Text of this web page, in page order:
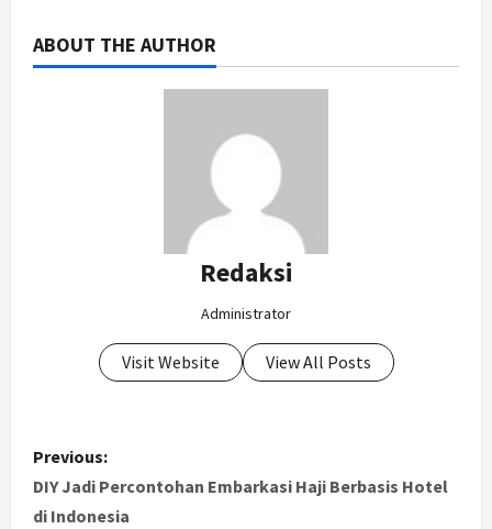
ABOUT THE AUTHOR
Redaksi
Administrator
Visit Website View All Posts
P
o
Previous:
DIY Jadi Percontohan Embarkasi Haji Berbasis Hotel
di Indonesia